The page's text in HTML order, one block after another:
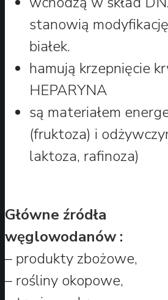
stanowią
białek.
hamują krzepnięcie
HEPARYNA
są materiałem
(fruktoza) i
laktoza, rafinoza)
Główne źródła
węglowodanów :
– produkty zbożowe,
– rośliny okopowe,